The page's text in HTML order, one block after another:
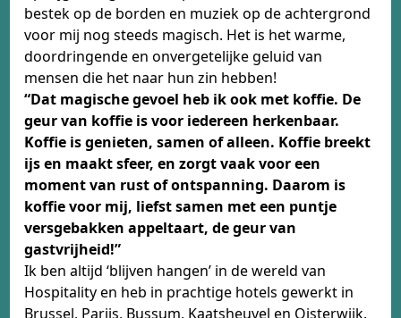
bestek op de borden en muziek op de achtergrond
voor mij nog steeds magisch. Het is het warme,
doordringende en onvergetelijke geluid van
mensen die het naar hun zin hebben!
“Dat magische gevoel heb ik ook met koffie. De
geur van koffie is voor iedereen herkenbaar.
Koffie is genieten, samen of alleen. Koffie breekt
ijs en maakt sfeer, en zorgt vaak voor een
moment van rust of ontspanning. Daarom is
koffie voor mij, liefst samen met een puntje
versgebakken appeltaart, de geur van
gastvrijheid!”
Ik ben altijd ‘blijven hangen’ in de wereld van
Hospitality en heb in prachtige hotels gewerkt in
Brussel, Parijs, Bussum, Kaatsheuvel en Oisterwijk.